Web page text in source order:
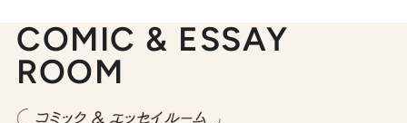
COMIC & ESSAY
ROOM